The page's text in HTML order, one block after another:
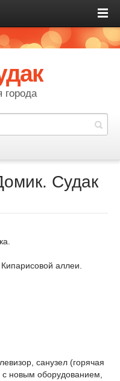
города
Судак
аллеи.
санузел (горячая
новым оборудованием,